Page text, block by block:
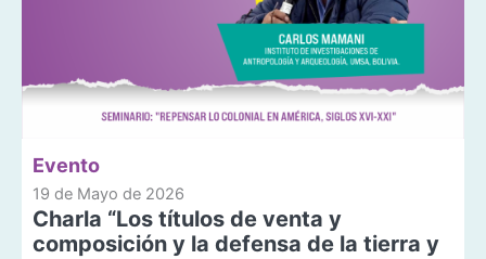
Evento
19 de Mayo de 2026
Charla “Los títulos de venta y
composición y la defensa de la tierra y